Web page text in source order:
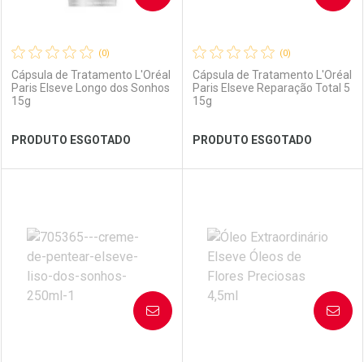
Ver Desconto Convênio Ver Desconto Convênio
(0)
Cápsula de Tratamento L'Oréal
Paris Elseve Longo dos Sonhos
15g
PRODUTO ESGOTADO
Laboratório
Por Menos
(0)
Cápsula de Tratamento L'Oréal
Paris Elseve Reparação Total 5
15g
PRODUTO ESGOTADO
Laboratório
Por Menos
AVISE-ME AVISE-ME